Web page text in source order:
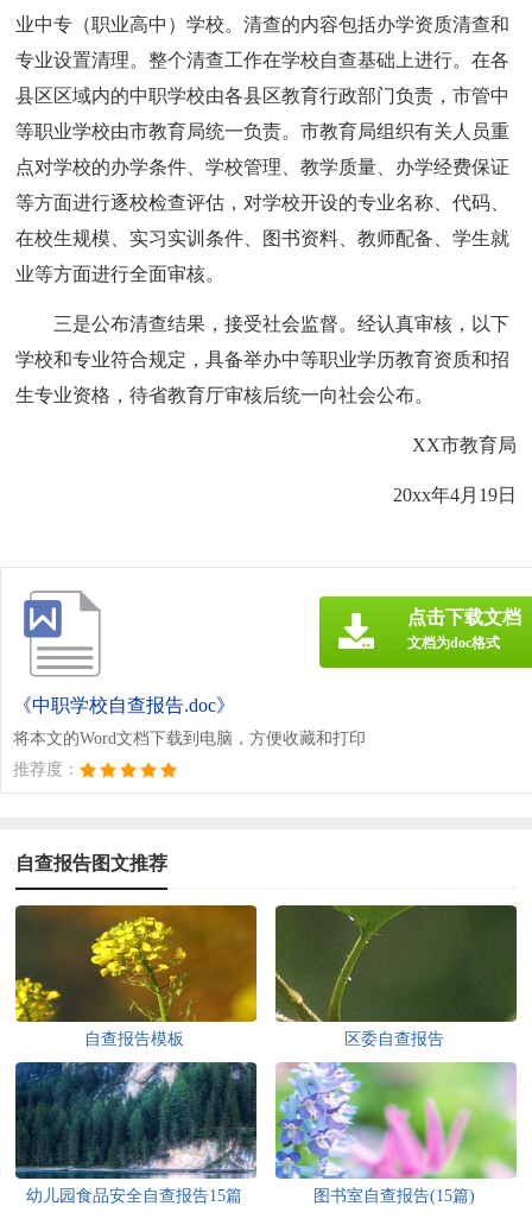
业中专（职业高中）学校。清查的内容包括办学资质清查和
专业设置清理。整个清查工作在学校自查基础上进行。在各
县区区域内的中职学校由各县区教育行政部门负责，市管中
等职业学校由市教育局统一负责。市教育局组织有关人员重
点对学校的办学条件、学校管理、教学质量、办学经费保证
等方面进行逐校检查评估，对学校开设的专业名称、代码、
在校生规模、实习实训条件、图书资料、教师配备、学生就
业等方面进行全面审核。
三是公布清查结果，接受社会监督。经认真审核，以下
学校和专业符合规定，具备举办中等职业学历教育资质和招
生专业资格，待省教育厅审核后统一向社会公布。
XX市教育局
20xx年4月19日
《中职学校自查报告.doc》
将本文的Word文档下载到电脑，方便收藏和打印
推荐度：
点击下载文档
文档为doc格式
自查报告图文推荐
自查报告模板 区委自查报告
幼儿园食品安全自查报告15篇 图书室自查报告(15篇)